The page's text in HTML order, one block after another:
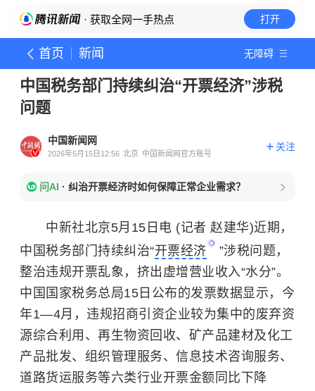
· 获取全网一手热点 打开
首页 新闻 无障碍
中国税务部门持续纠治“开票经济”涉税
问题
中国新闻网
2026年5月15日12:56 北京 中国新闻网官方账号
关注
问AI · 纠治开票经济时如何保障正常企业需求？
中新社北京5月15日电 (记者 赵建华)近期，
中国税务部门持续纠治“开票经济
”涉税问题，
整治违规开票乱象，挤出虚增营业收入“水分”。
中国国家税务总局15日公布的发票数据显示，今
年1—4月，违规招商引资企业较为集中的废弃资
源综合利用、再生物资回收、矿产品建材及化工
产品批发、组织管理服务、信息技术咨询服务、
道路货运服务等六类行业开票金额同比下降